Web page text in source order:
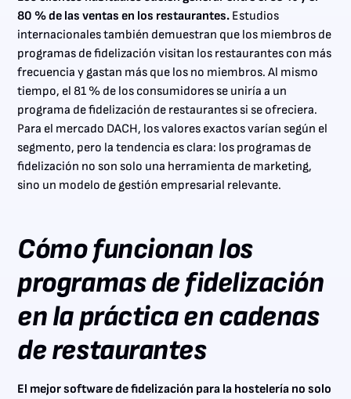
80 % de las ventas en los restaurantes. Estudios
internacionales también demuestran que los miembros de
programas de fidelización visitan los restaurantes con más
frecuencia y gastan más que los no miembros. Al mismo
tiempo, el 81 % de los consumidores se uniría a un
programa de fidelización de restaurantes si se ofreciera.
Para el mercado DACH, los valores exactos varían según el
segmento, pero la tendencia es clara: los programas de
fidelización no son solo una herramienta de marketing,
sino un modelo de gestión empresarial relevante.
Cómo funcionan los
programas de fidelización
en la práctica en cadenas
de restaurantes
El mejor software de fidelización para la hostelería no solo